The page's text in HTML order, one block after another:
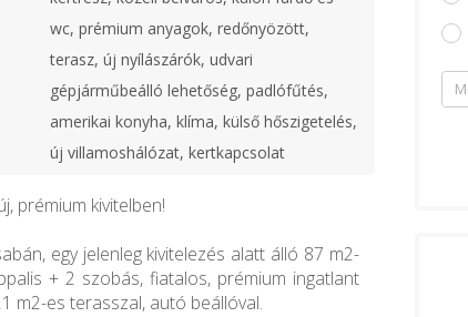
wc, prémium anyagok, redőnyözött,
terasz, új nyílászárók, udvari
gépjárműbeálló lehetőség, padlófűtés,
amerikai konyha, klíma, külső hőszigetelés,
új villamoshálózat, kertkapcsolat
prémium kivitelben!
egy jelenleg kivitelezés alatt álló 87 m2-
+ 2 szobás, fiatalos, prémium ingatlant
m2-es terasszal, autó beállóval.